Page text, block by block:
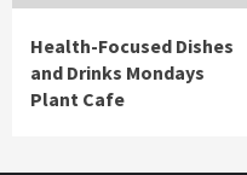
Health-Focused Dishes
and Drinks Mondays
Plant Cafe